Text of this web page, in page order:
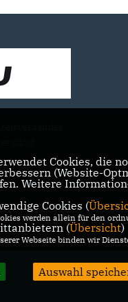
@2026 CDU
Cookies, die
(Website-
Weitere
Cookies (
werden allein für den
(Übersicht)
Webseite binden wir
Auswahl